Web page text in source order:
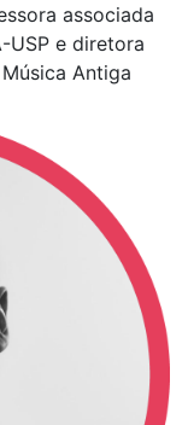
associada
USP e diretora
Antiga